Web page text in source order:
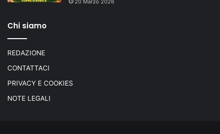
20 Marzo 2026
Chi siamo
REDAZIONE
CONTATTACI
PRIVACY E COOKIES
NOTE LEGALI